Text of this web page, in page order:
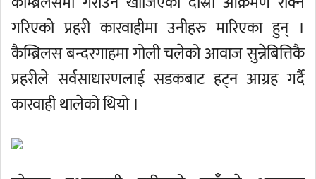
गरिएको प्रहरी कारवाहीमा उनीहरु मारिएका हुन् ।
कैम्ब्रिलस बन्दरगाहमा गोली चलेको आवाज सुन्नेबित्तिकै
प्रहरीले सर्वसाधारणलाई सडकबाट हट्न आग्रह गर्दै
कारवाही थालेको थियो ।